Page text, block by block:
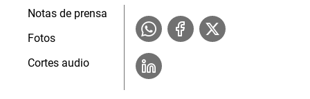
Notas de prensa
Fotos
Cortes audio